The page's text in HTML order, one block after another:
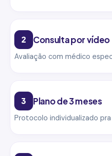
2 Consulta por vídeo
Avaliação com médico
3 Plano de 3 meses
Protocolo individualizado pra